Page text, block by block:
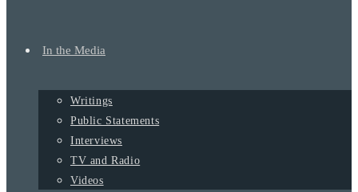
In the Media
Writings
Public Statements
Interviews
TV and Radio
Videos